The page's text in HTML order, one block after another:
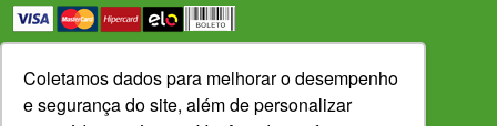
Coletamos dados para melhorar o desempenho
e segurança do site, além de personalizar
SEGURANÇA LOJA CONFIÁVEL